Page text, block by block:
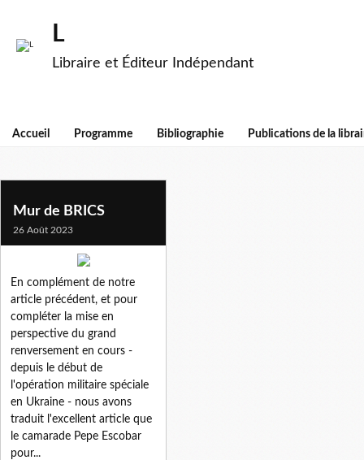
L
Libraire et Éditeur Indépendant
Accueil Programme Bibliographie Publications de la
pepe escobar
Mur de BRICS
26 Août 2023
En complément de notre
article précédent, et pour
compléter la mise en
perspective du grand
renversement en cours -
depuis le début de
l'opération militaire spéciale
en Ukraine - nous avons
traduit l'excellent article que
le camarade Pepe Escobar
pour...